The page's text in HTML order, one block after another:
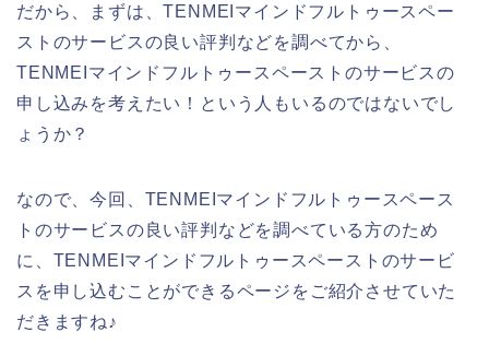
だから、まずは、TENMEIマインドフルトゥースペー
ストのサービスの良い評判などを調べてから、
TENMEIマインドフルトゥースペーストのサービスの
申し込みを考えたい！という人もいるのではないでし
ょうか？
なので、今回、TENMEIマインドフルトゥースペース
トのサービスの良い評判などを調べている方のため
に、TENMEIマインドフルトゥースペーストのサービ
スを申し込むことができるページをご紹介させていた
だきますね♪